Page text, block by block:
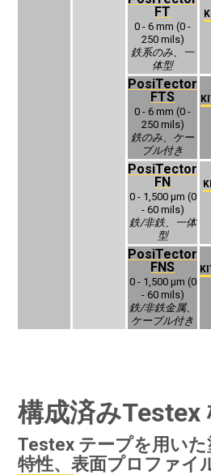
FT
0 - 6 mm (0 -
250 mils)
‍鉄系のみ、一
体型
PosiTector
FTS
0 - 6 mm (0 -
250 mils)
‍鉄のみ、ケー
ブル付き
PosiTector
FN
0 - 1,500 μm (0
- 60 mils)
鉄/非鉄、一体
型
PosiTector
FNS
0 - 1,500 μm (0
- 60 mils)
‍鉄/非鉄金属、
ケーブル付き
構成済みTestex
Testex テープを用い
特性、表面プロファイ